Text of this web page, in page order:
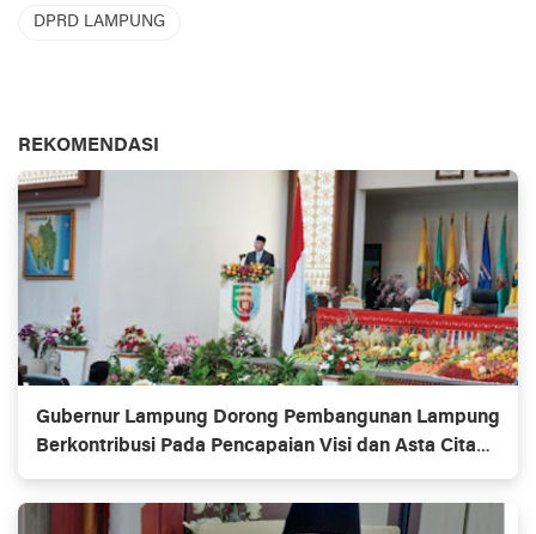
DPRD LAMPUNG
REKOMENDASI
Gubernur Lampung Dorong Pembangunan Lampung
Berkontribusi Pada Pencapaian Visi dan Asta Cita
Pembangunan Nasional